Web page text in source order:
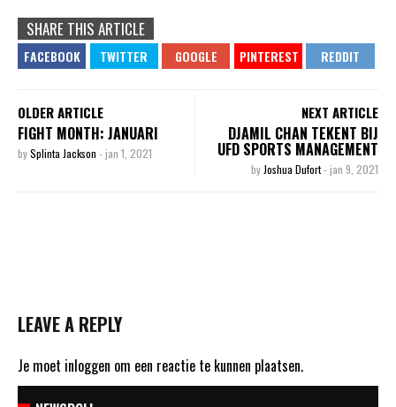
SHARE THIS ARTICLE
OLDER ARTICLE
FIGHT MONTH: JANUARI
bySplinta Jackson - jan 1, 2021
NEXT ARTICLE
DJAMIL CHAN TEKENT BIJ
UFD SPORTS MANAGEMENT
by Joshua Dufort- jan 9, 2021
LEAVE A REPLY
Je moet inloggen om een reactie te kunnen plaatsen.